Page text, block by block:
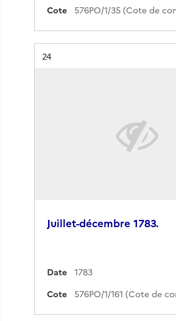
Cote 576PO/1/35 (Cote de
Résultat n°
24
Juillet-décembre 1783.
Date
1783
Cote
576PO/1/161 (Cote de